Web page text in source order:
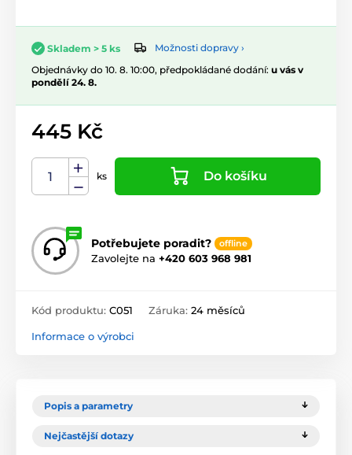
Skladem > 5 ks
Možnosti dopravy ›
Objednávky do 10. 8. 10:00, předpokládané dodání: u vás v
pondělí 24. 8.
445 Kč
ks Do košíku
Potřebujete poradit? offline
Zavolejte na +420 603 968 981
Kód produktu: C051 Záruka: 24 měsíců
Informace o výrobci
Popis a parametry
Nejčastější dotazy